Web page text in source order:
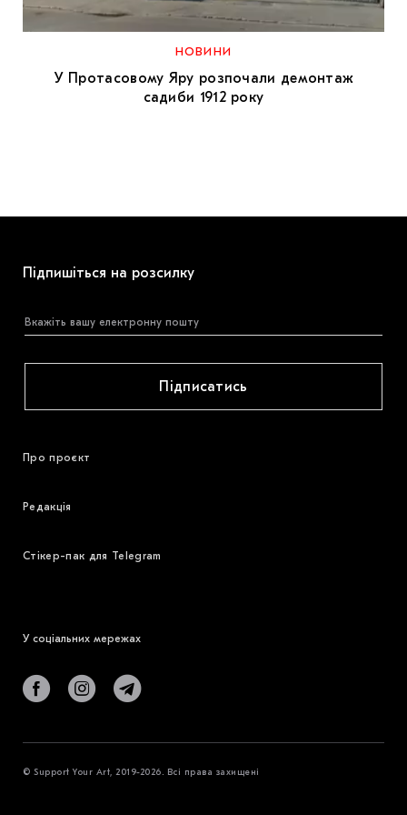
МАРІУПОЛЬСЬКІ МАРГІНАЛІЇ
ДОСЛІДНИЦЬКА ПЛАТФОРМА
ЗАПАЛЕННЯ
НОВИНИ
У Протасовому Яру розпочали демонтаж
садиби 1912 року
Підпишіться на розсилку
Підписатись
Про проєкт
Редакція
Стікер-пак для Telegram
У соціальних мережах
© Support Your Art, 2019-2026. Всі права захищені